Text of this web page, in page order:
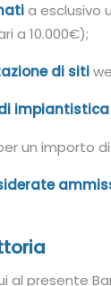
a esclusivo
a 10.000€);
di siti
impiantistica
un importo
al presente